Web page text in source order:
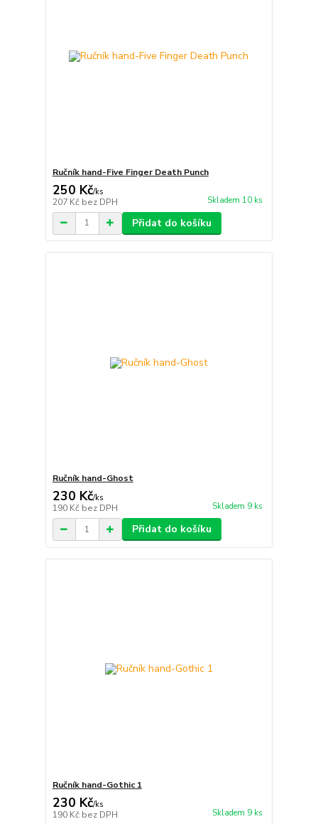
Ručník hand-Five Finger Death Punch
250 Kč/ks
207 Kč bez DPH Skladem 10 ks
Přidat do košíku
Ručník hand-Ghost
230 Kč/ks
190 Kč bez DPH Skladem 9 ks
Přidat do košíku
Ručník hand-Gothic 1
230 Kč/ks
190 Kč bez DPH Skladem 9 ks